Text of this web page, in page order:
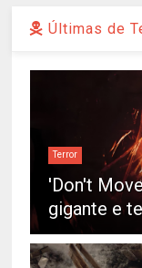
Últimas de
Terror
'Don't
gigante e